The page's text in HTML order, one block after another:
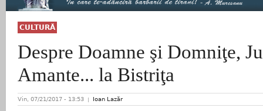
CULTURĂ
Despre Doamne şi Domniţe,
Amante... la Bistriţa
Vin, 07/21/2017 - 13:53 Ioan Lazăr